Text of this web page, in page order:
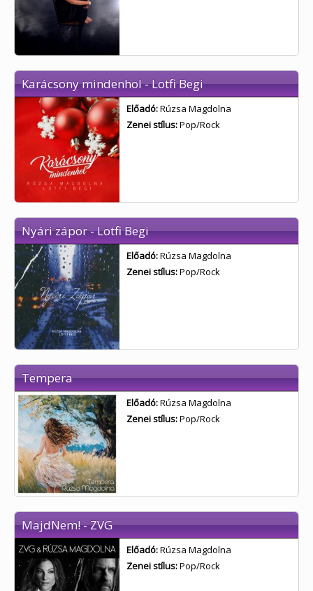
Karácsony mindenhol - Lotfi Begi
Előadó:Rúzsa Magdolna
Zenei stílus:Pop/Rock
Nyári zápor - Lotfi Begi
Előadó:Rúzsa Magdolna
Zenei stílus:Pop/Rock
Tempera
Előadó:Rúzsa Magdolna
Zenei stílus:Pop/Rock
MajdNem! - ZVG
Előadó:Rúzsa Magdolna
Zenei stílus:Pop/Rock